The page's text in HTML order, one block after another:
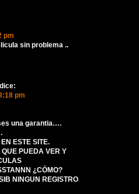
pm
sin problema ..
dice:
pm
una garantia….
ESTE SITE.
PUEDA VER Y
¿CÒMO?
NINGUN REGISTRO